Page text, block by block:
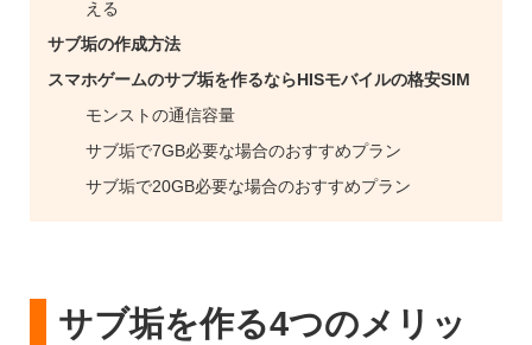
える
サブ垢の作成方法
スマホゲームのサブ垢を作るならHISモバイルの格安SIM
モンストの通信容量
サブ垢で7GB必要な場合のおすすめプラン
サブ垢で20GB必要な場合のおすすめプラン
サブ垢を作る4つのメリッ